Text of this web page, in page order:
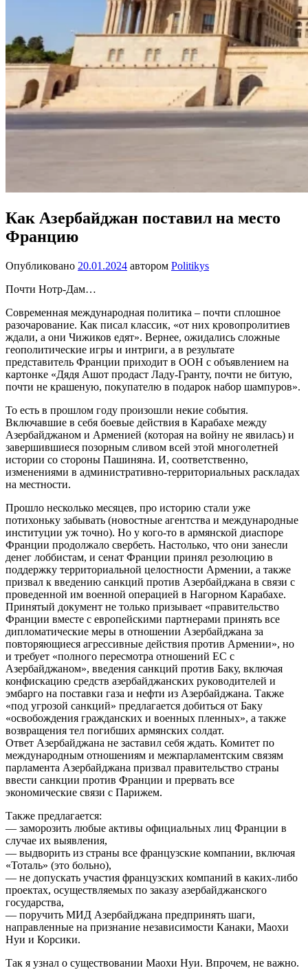
Как Азербайджан поставил на место
Францию
Опубликовано 20.01.2024 автором Politikys
Почти Нотр-Дам…
Современная международная политика – почти сплошное
разочарование. Как писал классик, «от них кровопролитиев
ждали, а они Чижиков едят». Вернее, ожидались сложные
геополитические игры и интриги, а в результате
представитель Франции приходит в ООН с объявлением на
картонке «Дядя Ашот продаст Ладу-Гранту, почти не битую,
почти не крашеную, покупателю в подарок набор шампуров».
То есть в прошлом году произошли некие события.
Включавшие в себя боевые действия в Карабахе между
Азербайджаном и Арменией (которая на войну не явилась) и
завершившиеся позорным сливом всей этой многолетней
истории со стороны Пашиняна. И, соответственно,
изменениями в административно-территориальных раскладах
на местности.
Прошло несколько месяцев, про историю стали уже
потихоньку забывать (новостные агентства и международные
институции уж точно). Но у кого-то в армянской диаспоре
Франции продолжало свербеть. Настолько, что они занесли
денег лоббистам, и сенат Франции принял резолюцию в
поддержку территориальной целостности Армении, а также
призвал к введению санкций против Азербайджана в связи с
проведенной им военной операцией в Нагорном Карабахе.
Принятый документ не только призывает «правительство
Франции вместе с европейскими партнерами принять все
дипломатические меры в отношении Азербайджана за
повторяющиеся агрессивные действия против Армении», но
и требует «полного пересмотра отношений ЕС с
Азербайджаном», введения санкций против Баку, включая
конфискацию средств азербайджанских руководителей и
эмбарго на поставки газа и нефти из Азербайджана. Также
«под угрозой санкций» предлагается добиться от Баку
«освобождения гражданских и военных пленных», а также
возвращения тел погибших армянских солдат.
Ответ Азербайджана не заставил себя ждать. Комитет по
международным отношениям и межпарламентским связям
парламента Азербайджана призвал правительство страны
ввести санкции против Франции и прервать все
экономические связи с Парижем.
Также предлагается:
— заморозить любые активы официальных лиц Франции в
случае их выявления,
— выдворить из страны все французские компании, включая
«Тоталь» (это больно),
— не допускать участия французских компаний в каких-либо
проектах, осуществляемых по заказу азербайджанского
государства,
— поручить МИД Азербайджана предпринять шаги,
направленные на признание независимости Канаки, Маохи
Нуи и Корсики.
Так я узнал о существовании Маохи Нуи. Впрочем, не важно.